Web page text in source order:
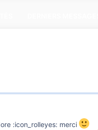
:icon_rolleyes: merci